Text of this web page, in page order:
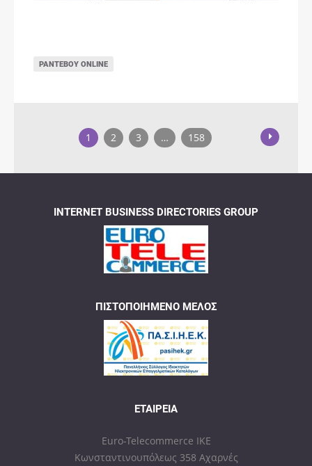
ΡΑΝΤΕΒΟΎ ONLINE
1 2 3 … 158
INTERNET BUSINESS DIRECTORIES GROUP
ΠΙΣΤΟΠΟΙΗΜΈΝΟ ΜΈΛΟΣ
ΕΤΑΙΡΕΊΑ
Euro-Telecommerce IKE
Κωνσταντινουπόλεως 358 Αχαρνές